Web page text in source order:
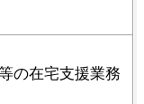
の在宅支援業務